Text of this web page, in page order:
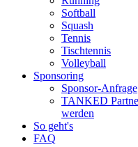
Softball
Squash
Tennis
Tischtennis
Volleyball
Sponsoring
Sponsor-Anfrage
TANKED
werden
So geht's
FAQ